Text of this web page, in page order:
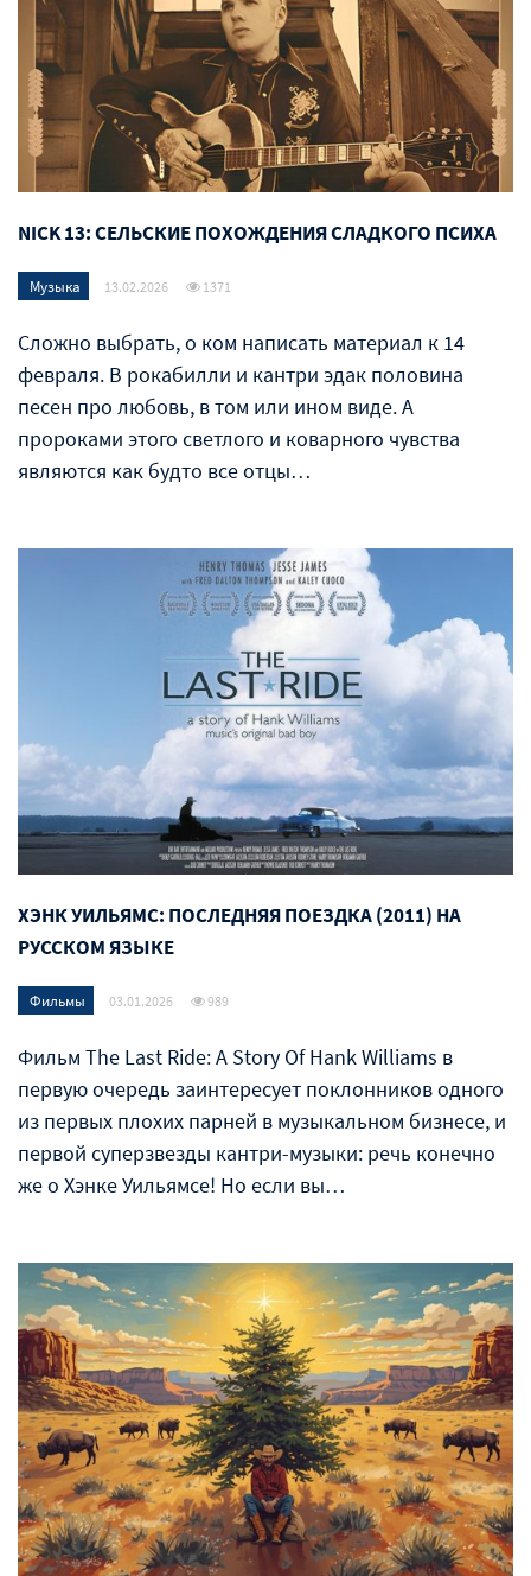
NICK 13: СЕЛЬСКИЕ ПОХОЖДЕНИЯ СЛАДКОГО ПСИХА
Музыка 13.02.2026 1371
Сложно выбрать, о ком написать материал к 14
февраля. В рокабилли и кантри эдак половина
песен про любовь, в том или ином виде. А
пророками этого светлого и коварного чувства
являются как будто все отцы…
ХЭНК УИЛЬЯМС: ПОСЛЕДНЯЯ ПОЕЗДКА (2011) НА
РУССКОМ ЯЗЫКЕ
Фильмы 03.01.2026 989
Фильм The Last Ride: A Story Of Hank Williams в
первую очередь заинтересует поклонников одного
из первых плохих парней в музыкальном бизнесе, и
первой суперзвезды кантри-музыки: речь конечно
же о Хэнке Уильямсе! Но если вы…